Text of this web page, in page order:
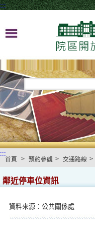
:::
:::
首頁 > 預約參觀 > 交通路線 >
鄰近停車位資訊
資料來源：公共關係處